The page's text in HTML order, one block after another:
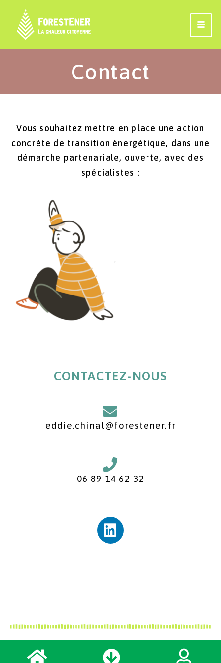
Contact
Vous souhaitez mettre en place une action
concrète de transition énergétique, dans une
démarche partenariale, ouverte, avec des
spécialistes :
CONTACTEZ-NOUS
eddie.chinal@forestener.fr
06 89 14 62 32